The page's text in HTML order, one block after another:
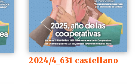
2024/4_631 castellano